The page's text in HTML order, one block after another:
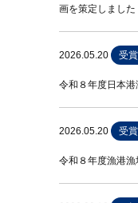
画を策定しました
2026.05.20 受
令和８年度日本
2026.05.20 受
令和８年度漁港